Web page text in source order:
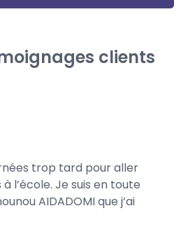
clients
trop tard pour aller
l’école. Je suis en toute
AIDADOMI que j’ai